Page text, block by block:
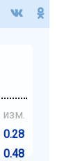
изм.
0.28
0.48